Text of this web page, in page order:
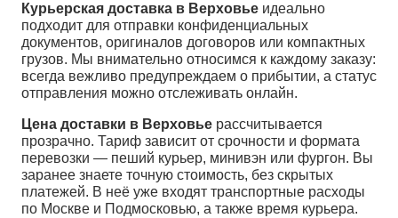
Курьерская доставка в Верховье идеально
подходит для отправки конфиденциальных
документов, оригиналов договоров или компактных
грузов. Мы внимательно относимся к каждому заказу:
всегда вежливо предупреждаем о прибытии, а статус
отправления можно отслеживать онлайн.
Цена доставки в Верховье рассчитывается
прозрачно. Тариф зависит от срочности и формата
перевозки — пеший курьер, минивэн или фургон. Вы
заранее знаете точную стоимость, без скрытых
платежей. В неё уже входят транспортные расходы
по Москве и Подмосковью, а также время курьера.